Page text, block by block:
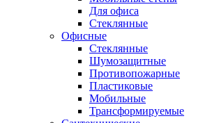
Для офиса
Стеклянные
Офисные
Стеклянные
Шумозащитные
Противопожарные
Пластиковые
Мобильные
Трансформируемые